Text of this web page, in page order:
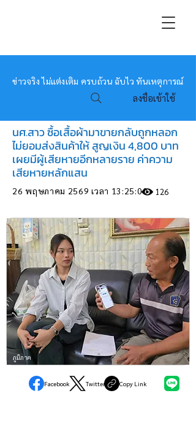
หมอข่าว
ข่าวจริง ไม่แต่งเติม ครบถ้วน ฉับไว ทันเหตุการณ์
ลงชื่อเข้าใช้
นศ.สาว ซื้อเสื้อผ้ามาขายกลับถูกหลอก
ไม่ยอมส่งสินค้าให้ สูญเงิน 4,800 บาท
เผยมีผู้เสียหายอีกหลายราย ค่าความ
เสียหายหลักแสน
26 พฤษภาคม 2569 เวลา 13:25:00 126
ภูมิภาค
Facebook Twitter Copy Link